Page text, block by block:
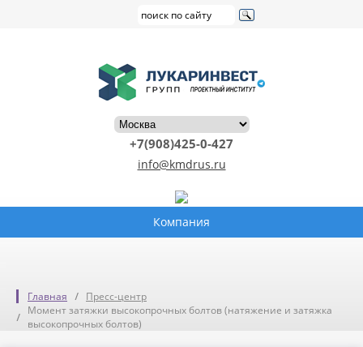
+7(908)425-0-427
info@kmdrus.ru
Компания
Главная
Пресс-центр
Момент затяжки высокопрочных болтов (натяжение и затяжка
высокопрочных болтов)